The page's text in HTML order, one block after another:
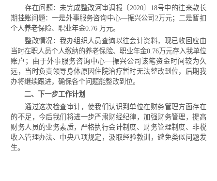
存在问题：未完成整改河审调报〔2020〕18号中的往来款长
期挂账问题：一是外事服务咨询中心—振兴公司2万元；二是暂扣
个人养老保险、职业年金0.76 万元。
整改情况：我办组织人员查询以往会计资料，现已收回应由
当时在职人员个人缴纳的养老保险、职业年金0.76万元存入我单位
账户；由于外事服务咨询中心—振兴公司该笔资金时间较为久
远，当时负责领导身体原因住院治疗暂时无法整改到位，后期我
办将继续跟进，确保各个问题能整改到位。
二、下一步工作计划
通过这次检查审计，使我们认识到单位在财务管理方面存在
的不足，今后我们将进一步严肃财经纪律，加强财务管理，提高
财务人员的业务素质，严格执行会计制度、财务管理制度、非税
收入管理办法、中央八项规定，汲取经验教训，避免类似问题发
生。